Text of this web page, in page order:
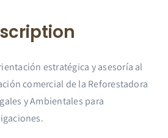
estratégica y asesoría al
comercial de la Reforestadora
y Ambientales para